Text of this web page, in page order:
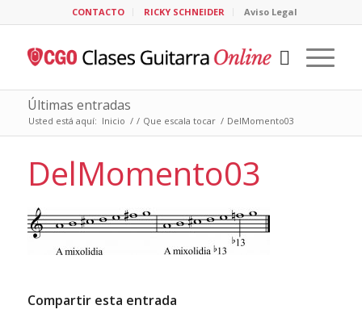
CONTACTO RICKY SCHNEIDER Aviso Legal
Últimas entradas
Usted está aquí: Inicio / / Que escala tocar / DelMomento03
DelMomento03
Compartir esta entrada